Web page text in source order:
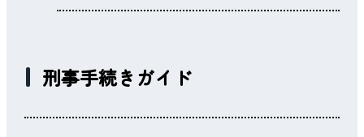
刑事手続きガイド